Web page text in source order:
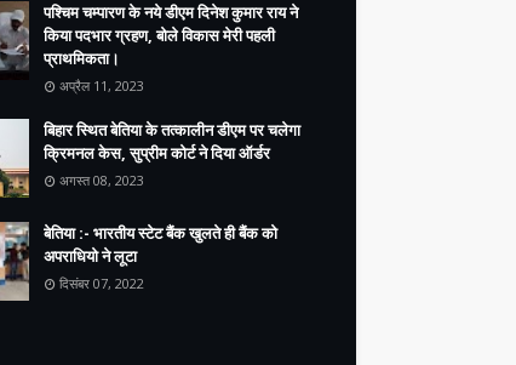
पश्चिम चम्पारण के नये डीएम दिनेश कुमार राय ने
किया पदभार ग्रहण, बोले विकास मेरी पहली
प्राथमिकता।
अप्रैल 11, 2023
बिहार स्थित बेतिया के तत्कालीन डीएम पर चलेगा
क्रिमनल केस, सुप्रीम कोर्ट ने दिया ऑर्डर
अगस्त 08, 2023
बेतिया :- भारतीय स्टेट बैंक खुलते ही बैंक को
अपराधियो ने लूटा
दिसंबर 07, 2022